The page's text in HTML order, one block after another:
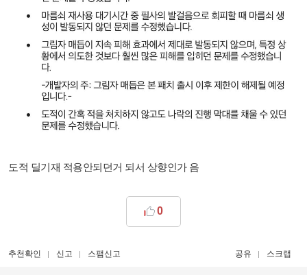
도적 딜기재 적용안되던거 되서 상향인가 음
0
추천확인 신고 스팸신고 공유 스크랩